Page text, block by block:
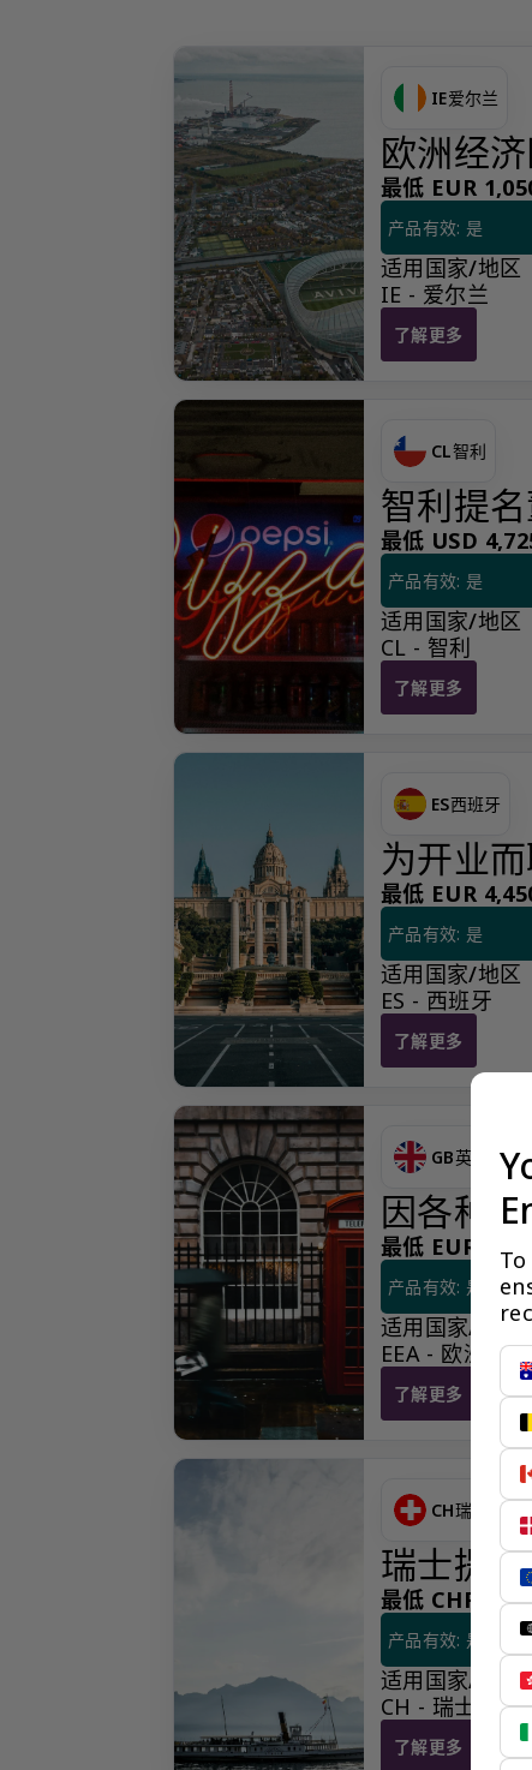
IE爱尔兰
欧洲经
最低 EUR
产品有效: 是
适用国家/地区
IE - 爱尔兰
了解更多
欧洲经济区居民
CL智利
智利提
最低 USD
产品有效: 是
适用国家/地区
CL - 智利
了解更多
智利提名董事
ES西班牙
为开业
最低 EUR
产品有效: 是
适用国家/地区
ES - 西班牙
了解更多
为开业而聘请的
GB英国
因各种
最低 EUR
产品有效: 是
适用国家/地区
EEA - 欧洲经
了解更多
因各种原因聘请
CH瑞士
瑞士提
最低 CHF
产品有效: 是
适用国家/地区
CH - 瑞士
了解更多
瑞士提名董事